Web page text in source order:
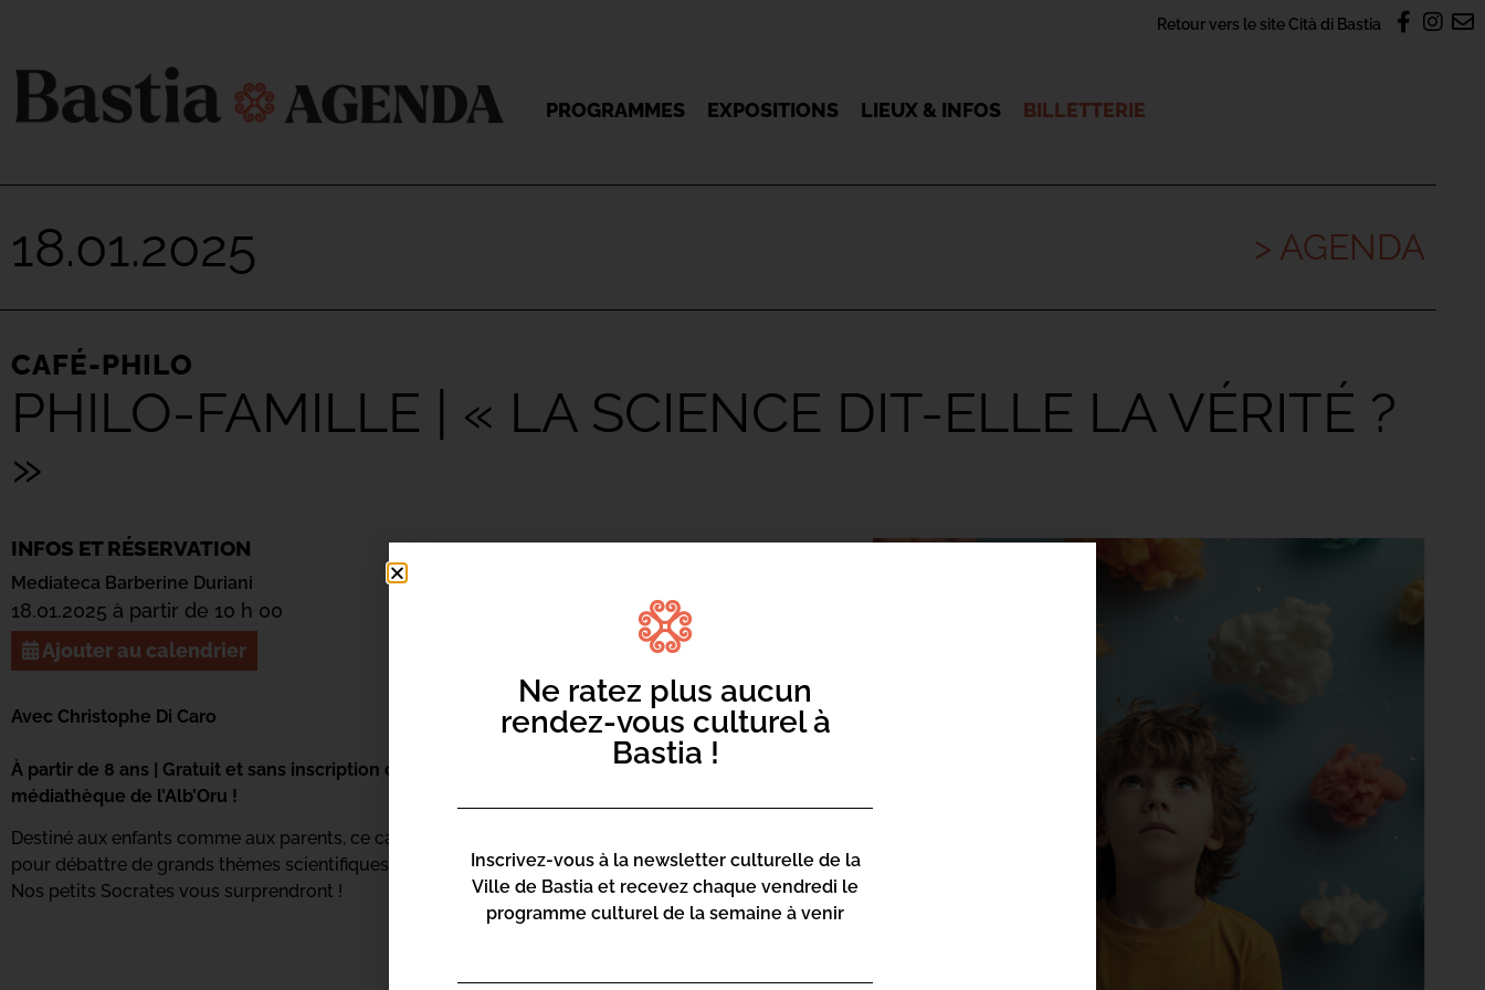
Retour vers le site Cità di Bastia
PROGRAMMES EXPOSITIONS LIEUX & INFOS BILLETTERIE
18.01.2025 > AGENDA
CAFÉ-PHILO
PHILO-FAMILLE | « LA SCIENCE DIT-ELLE LA VÉRITÉ ?
»
INFOS ET RÉSERVATION
Mediateca Barberine Duriani
18.01.2025 à partir de 10 h 00
Ajouter au calendrier
Avec Christophe Di Caro
À partir de 8 ans | Gratuit et sans inscription dans le cadre de notre collaboration avec la
médiathèque de l’Alb’Oru !
Destiné aux enfants comme aux parents, ce café philo en famille proposera plusieurs rencontres
pour débattre de grands thèmes scientifiques et philosophiques.
Nos petits Socrates vous surprendront !
Ne ratez plus aucun
rendez-vous culturel à
Bastia !
Inscrivez-vous à la newsletter culturelle de la
Ville de Bastia et recevez chaque vendredi le
programme culturel de la semaine à venir